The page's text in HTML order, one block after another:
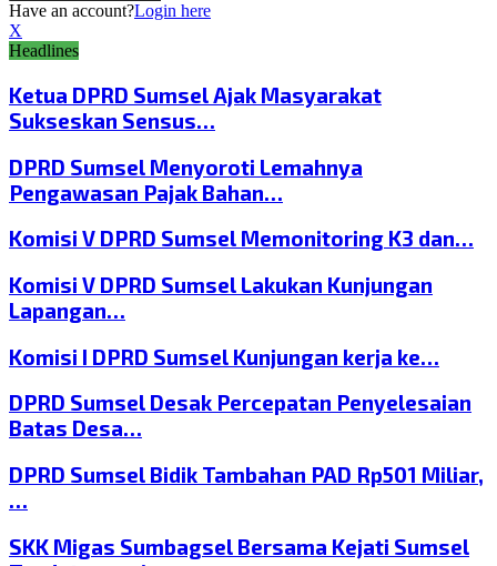
Have an account?Login here
X
Headlines
Ketua DPRD Sumsel Ajak Masyarakat
Sukseskan Sensus…
DPRD Sumsel Menyoroti Lemahnya
Pengawasan Pajak Bahan…
Komisi V DPRD Sumsel Memonitoring K3 dan…
Komisi V DPRD Sumsel Lakukan Kunjungan
Lapangan…
Komisi I DPRD Sumsel Kunjungan kerja ke…
DPRD Sumsel Desak Percepatan Penyelesaian
Batas Desa…
DPRD Sumsel Bidik Tambahan PAD Rp501 Miliar,
…
SKK Migas Sumbagsel Bersama Kejati Sumsel